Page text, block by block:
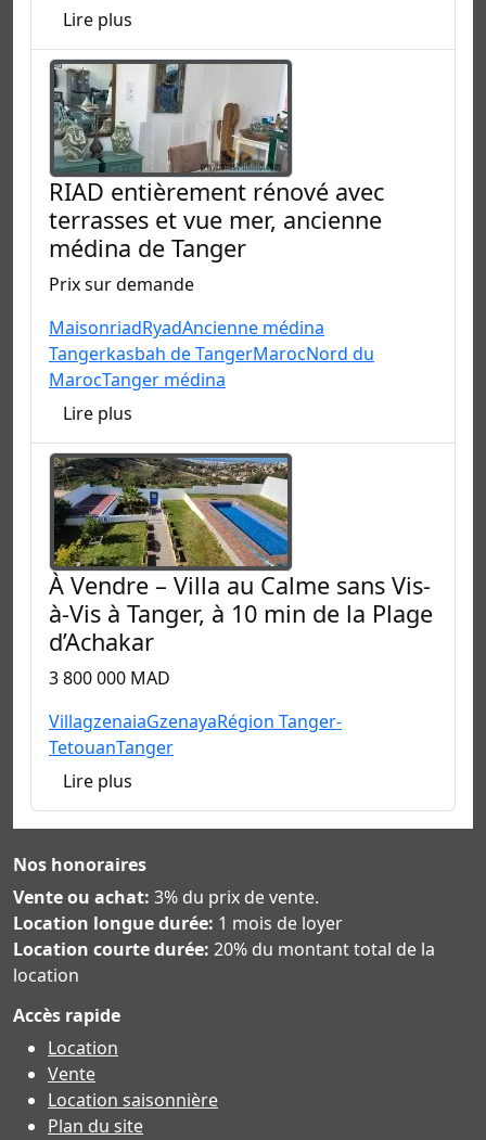
Lire plus
RIAD entièrement rénové avec
terrasses et vue mer, ancienne
médina de Tanger
Prix sur demande
MaisonriadRyadAncienne médina
Tangerkasbah de TangerMarocNord du
MarocTanger médina
Lire plus
À Vendre – Villa au Calme sans Vis-
à-Vis à Tanger, à 10 min de la Plage
d’Achakar
3 800 000 MAD
VillagzenaiaGzenayaRégion Tanger-
TetouanTanger
Lire plus
Nos honoraires
Vente ou achat: 3% du prix de vente.
Location longue durée: 1 mois de loyer
Location courte durée: 20% du montant total de la
location
Accès rapide
Location
Vente
Location saisonnière
Plan du site